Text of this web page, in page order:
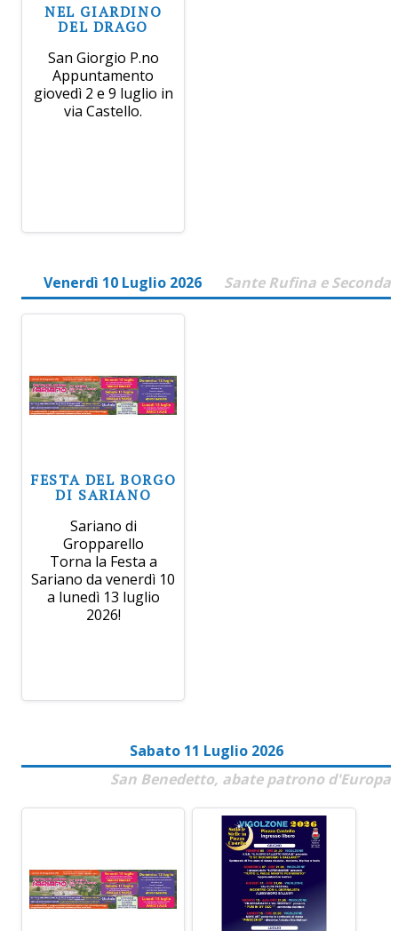
NEL GIARDINO
DEL DRAGO
San Giorgio P.no
Appuntamento
giovedì 2 e 9 luglio in
via Castello.
Venerdì 10 Luglio 2026 Sante Rufina e Seconda
FESTA DEL BORGO
DI SARIANO
Sariano di
Gropparello
Torna la Festa a
Sariano da venerdì 10
a lunedì 13 luglio
2026!
Sabato 11 Luglio 2026
San Benedetto, abate patrono d'Europa